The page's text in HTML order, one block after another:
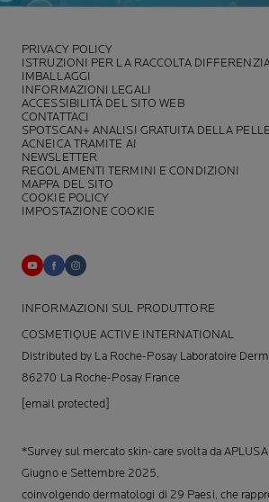
PRIVACY POLICY
ISTRUZIONI PER LA RACCOLTA
IMBALLAGGI
INFORMAZIONI LEGALI
ACCESSIBILITÀ DEL SITO WEB
CONTATTACI
SPOTSCAN+ ANALISI GRATUITA DELLA
ACNEICA TRAMITE AI
NEWSLETTER
REGOLAMENTI TERMINI E CONDIZIONI
MAPPA DEL SITO
COOKIE POLICY
IMPOSTAZIONE COOKIE
INFORMAZIONI SUL PRODUTTORE
COSMETIQUE ACTIVE INTERNATIONAL
Distributed by La Roche-Posay Laboratoire
86270 La Roche-Posay France
[email protected]
*Survey sul mercato skin-care svolta da
Giugno e Settembre 2025,
coinvolgendo dermatologi di 29 Paesi, che